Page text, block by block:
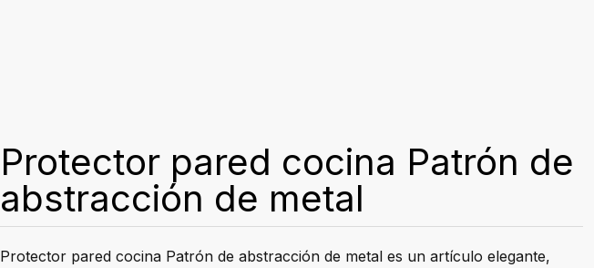
Protector pared cocina Patrón de
abstracción de metal
Protector pared cocina Patrón de abstracción de metal es un artículo elegante,